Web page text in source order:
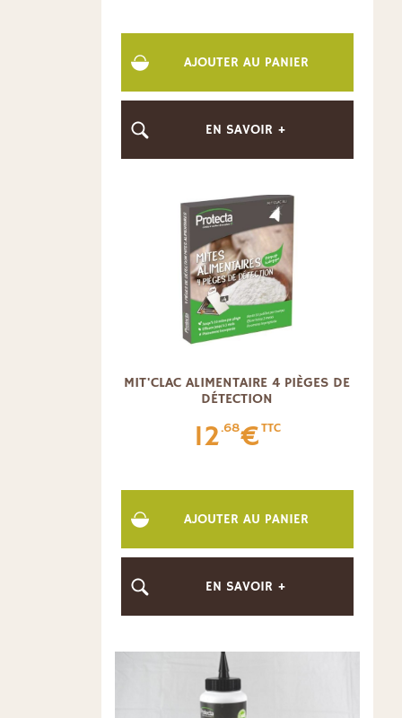
AJOUTER AU PANIER
EN SAVOIR +
MIT'CLAC ALIMENTAIRE 4 PIÈGES DE
DÉTECTION
12.68€TTC
AJOUTER AU PANIER
EN SAVOIR +